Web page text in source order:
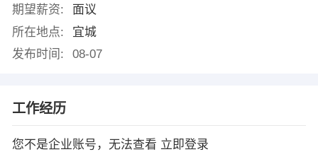
期望薪资:
面议
所在地点:
宜城
发布时间:
08-07
工作经历
您不是企业账号，无法查看 立即登录